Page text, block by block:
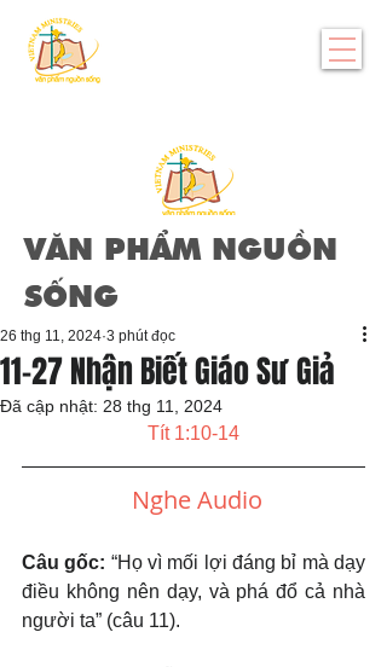
VĂN PHẨM NGUỒN
SỐNG
11-27 Nhận Biết Giáo Sư Giả
26 thg 11, 2024 3 phút đọc
Đã cập nhật: 28 thg 11, 2024
Tít 1:10-14
Nghe Audio
Câu gốc: “Họ vì mối lợi đáng bỉ mà dạy
điều không nên dạy, và phá đổ cả nhà
người ta” (câu 11).